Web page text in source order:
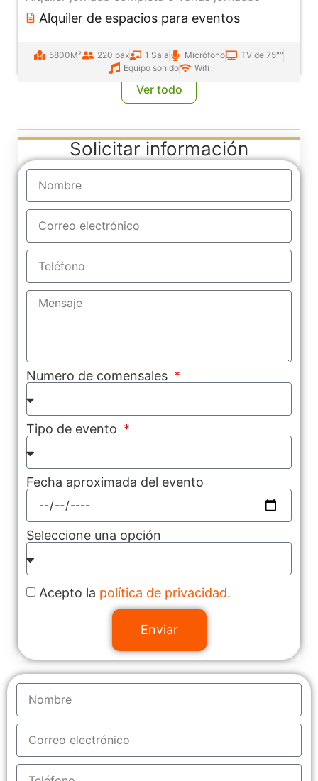
Alquiler de espacios para eventos
5800M² 220 pax 1 Sala Micrófono
TV de 75""
Equipo sonido
Wifi
Ver todo
Solicitar información
Numero de comensales
Tipo de evento
Fecha aproximada del evento
Seleccione una opción
Acepto la política de privacidad.
Enviar